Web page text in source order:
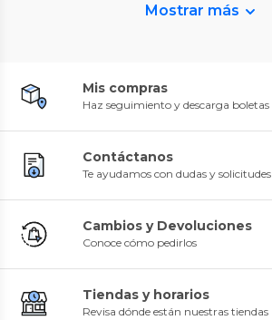
Mostrar más
Mis compras
Haz seguimiento y descarga boletas
Contáctanos
Te ayudamos con dudas y solicitudes
Cambios y Devoluciones
Conoce cómo pedirlos
Tiendas y horarios
Revisa dónde están nuestras tiendas